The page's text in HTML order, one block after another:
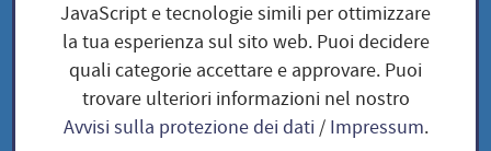
Als Bildungspartner für Kitas und Schulen bietet
die Stadtbücherei Hofheim ein vielfältiges
Angebot. Ob Führungen oder Lesungen – für jede
JavaScript e tecnologie simili per ottimizzare
la tua esperienza sul sito web. Puoi decidere
quali categorie accettare e approvare. Puoi
trovare ulteriori informazioni nel nostro
Avvisi sulla protezione dei dati/ Impressum.